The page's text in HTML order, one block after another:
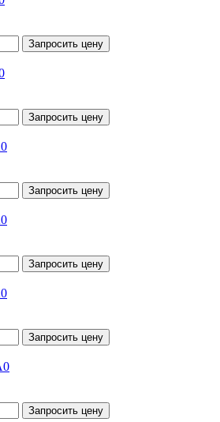
Запросить цену
Запросить цену
Запросить цену
Запросить цену
Запросить цену
Запросить цену